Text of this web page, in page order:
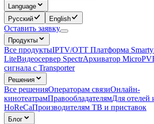
Language
Русский
English
Оставить заявку
Продукты
Все продуктыIPTV/OTT Платформа Smarty
LiteВидеосервер SpectrАрхиватор
сигнала с Transporter
Решения
Все решенияОператорам связиОнлайн-
кинотеатрамПравообладателямДля отелей
HoReCaПроизводителям ТВ и приставок
Блог